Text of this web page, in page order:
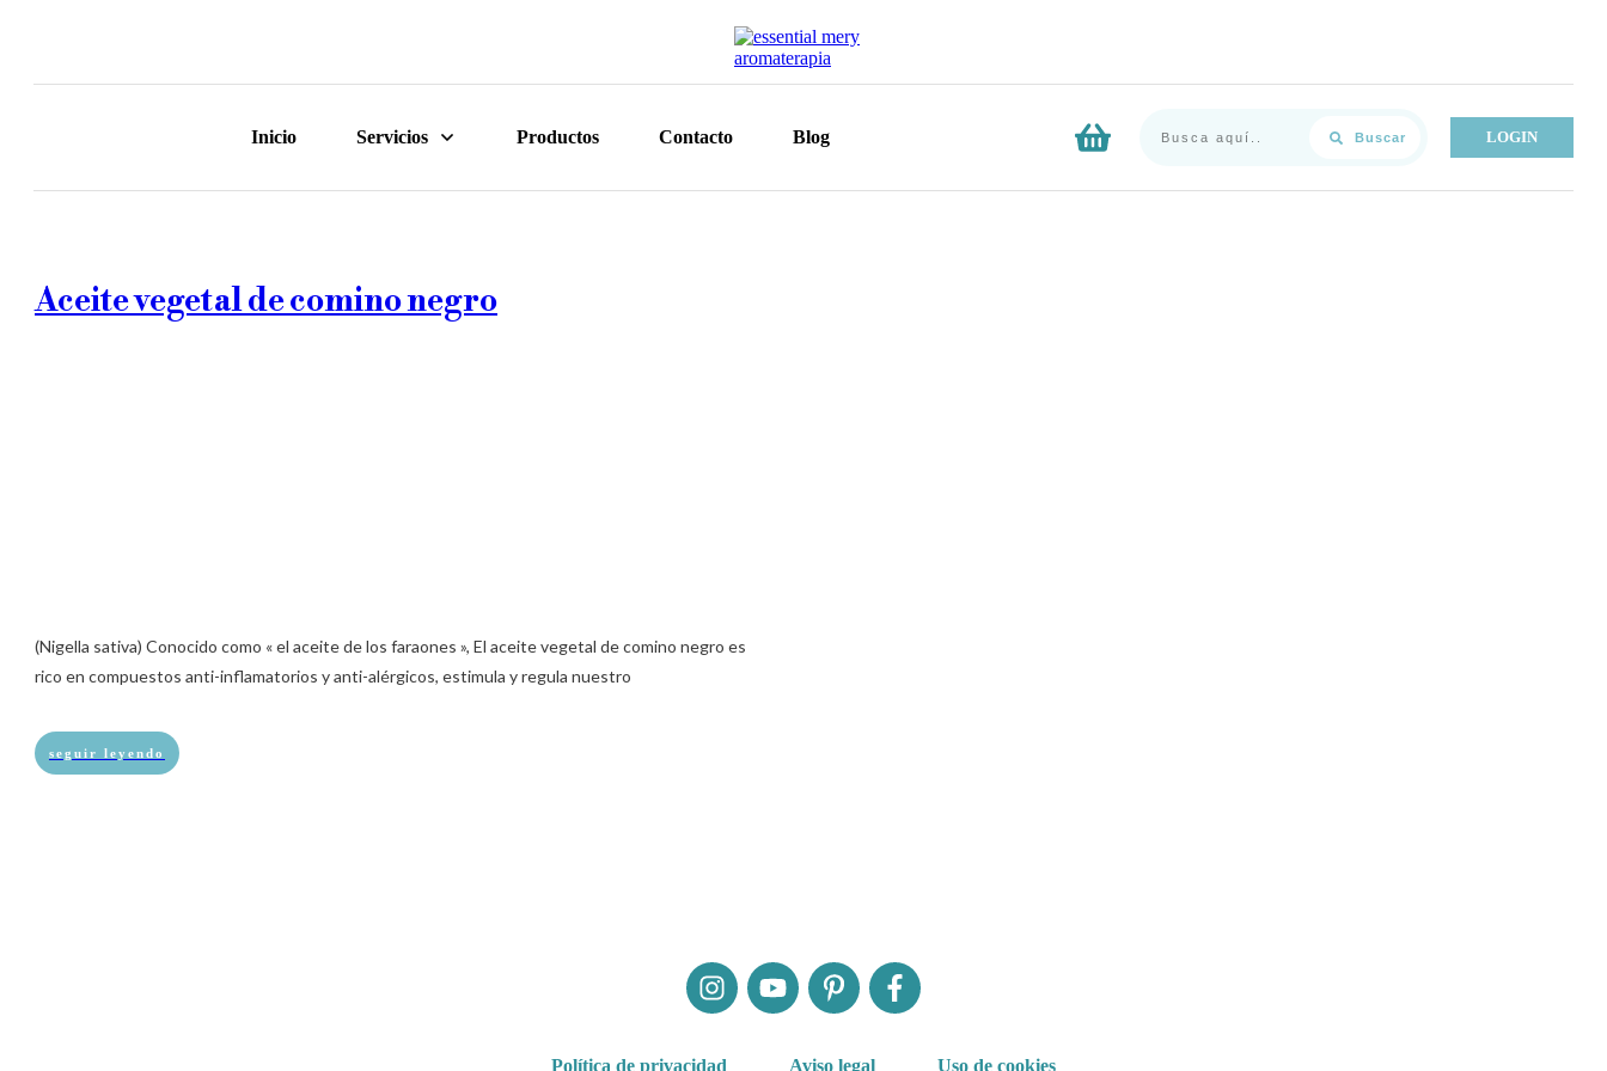
Inicio Servicios Productos Contacto Blog Buscar LOGIN
Aceite vegetal de comino negro
(Nigella sativa) Conocido como « el aceite de los faraones », El aceite vegetal de comino negro es
rico en compuestos anti-inflamatorios y anti-alérgicos, estimula y regula nuestro
seguir leyendo
Política de privacidad Aviso legal Uso de cookies